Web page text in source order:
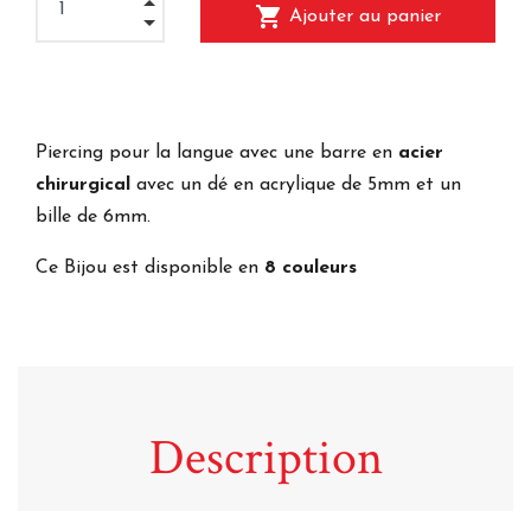
shopping_cart Ajouter au panier
Piercing pour la langue avec une barre en acier
chirurgical
avec un dé en acrylique de 5mm et un
bille de 6mm.
Ce Bijou est disponible en 8 couleurs
Description